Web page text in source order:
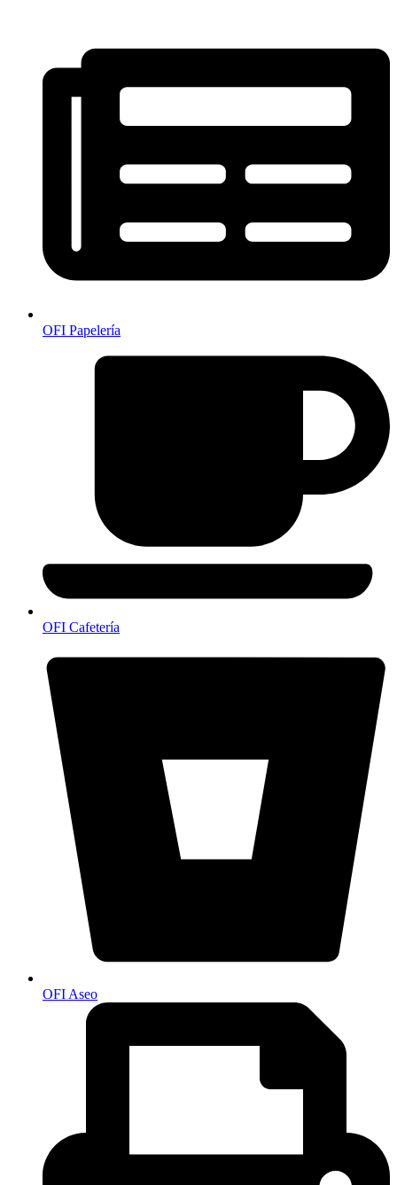
OFI Papelería
OFI Cafetería
OFI Aseo